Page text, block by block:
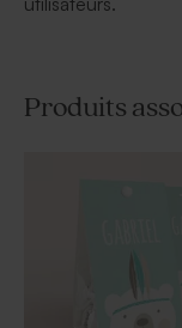
Produits